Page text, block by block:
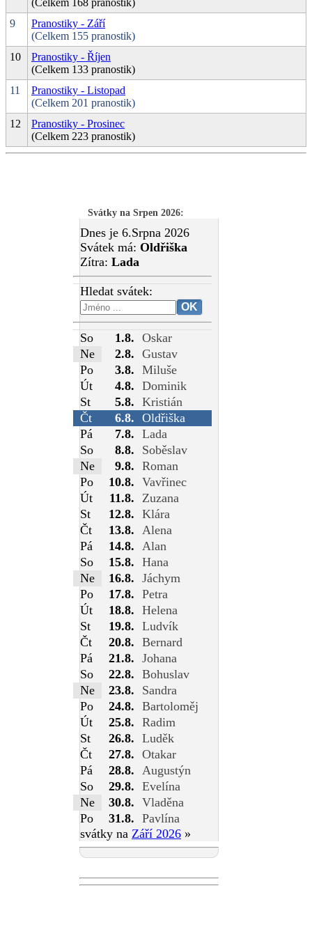
(Celkem 168 pranostik)
9
Pranostiky - Září
(Celkem 155 pranostik)
10
Pranostiky - Říjen
(Celkem 133 pranostik)
11
Pranostiky - Listopad
(Celkem 201 pranostik)
12
Pranostiky - Prosinec
(Celkem 223 pranostik)
Svátky na Srpen 2026:
Dnes je 6.Srpna 2026
Svátek má: Oldřiška
Zítra: Lada
Hledat svátek:
So 1.8. Oskar
Ne
2.8. Gustav
Po
3.8. Miluše
Út
4.8. Dominik
St
5.8. Kristián
Čt
6.8. Oldřiška
Pá
7.8. Lada
So
8.8.
Soběslav
Ne
9.8. Roman
Po
10.8. Vavřinec
Út
11.8.
Zuzana
St
12.8. Klára
Čt
13.8.
Alena
Pá
14.8.
Alan
So
15.8. Hana
Ne
16.8. Jáchym
Po
17.8. Petra
Út
18.8. Helena
St
19.8. Ludvík
Čt
20.8. Bernard
Pá
21.8. Johana
So
22.8. Bohuslav
Ne
23.8.
Sandra
Po
24.8. Bartoloměj
Út
25.8. Radim
St
26.8. Luděk
Čt
27.8. Otakar
Pá
28.8.
Augustýn
So
29.8. Evelína
Ne
30.8. Vladěna
Po
31.8. Pavlína
svátky na Září 2026 »